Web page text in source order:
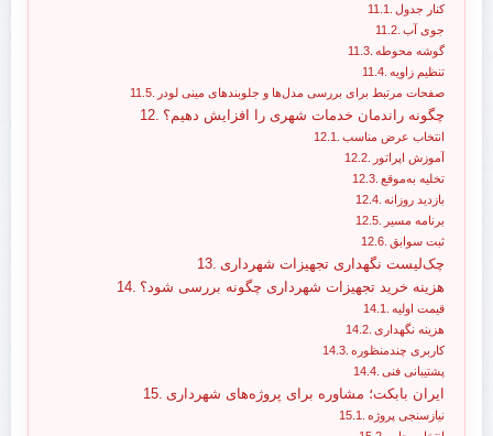
کنار جدول
جوی آب
گوشه محوطه
تنظیم زاویه
صفحات مرتبط برای بررسی مدل‌ها و جلوبندهای مینی لودر
چگونه راندمان خدمات شهری را افزایش دهیم؟
انتخاب عرض مناسب
آموزش اپراتور
تخلیه به‌موقع
بازدید روزانه
برنامه مسیر
ثبت سوابق
چک‌لیست نگهداری تجهیزات شهرداری
هزینه خرید تجهیزات شهرداری چگونه بررسی شود؟
قیمت اولیه
هزینه نگهداری
کاربری چندمنظوره
پشتیبانی فنی
ایران بابکت؛ مشاوره برای پروژه‌های شهرداری
نیازسنجی پروژه